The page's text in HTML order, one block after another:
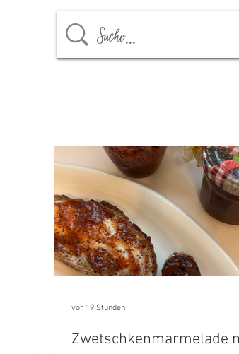
52 Beiträge
Zwetschkenmarmelade
vor 19 Stunden